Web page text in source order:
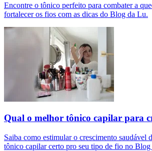
Encontre o tônico perfeito para combater a
fortalecer os fios com as dicas do Blog da Lu.
Qual o melhor tônico capilar para
Saiba como estimular o crescimento saudável
tônico capilar certo pro seu tipo de fio no